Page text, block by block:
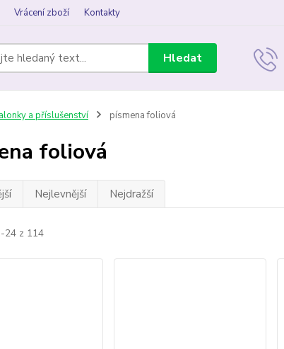
Vrácení zboží Kontakty
Hledat
a příslušenství písmena foliová
foliová
Nejlevnější Nejdražší
24 z 114